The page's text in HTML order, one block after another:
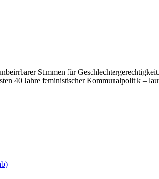
Stimmen für
40 Jahre feministischer Kommunalpolitik –